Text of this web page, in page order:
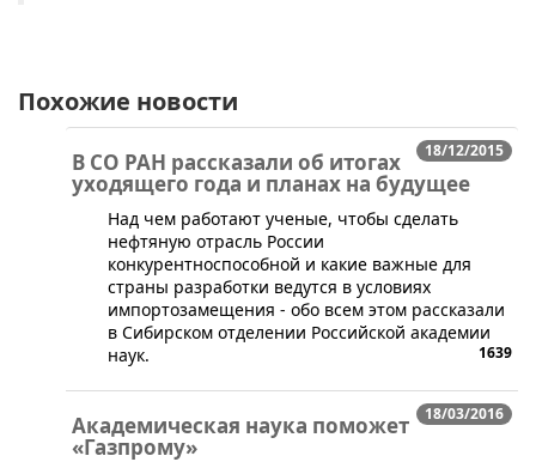
Похожие новости
18/12/2015
В СО РАН рассказали об итогах
уходящего года и планах на будущее
​Над чем работают ученые, чтобы сделать
нефтяную отрасль России
конкурентноспособной и какие важные для
страны разработки ведутся в условиях
импортозамещения - обо всем этом рассказали
в Сибирском отделении Российской академии
наук.
1639
18/03/2016
Академическая наука поможет
«Газпрому»